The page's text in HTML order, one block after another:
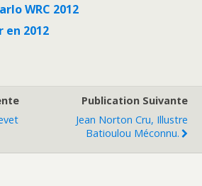
WRC 2012
en 2012
Publication Suivante
Jean Norton Cru, Illustre
Batioulou Méconnu.